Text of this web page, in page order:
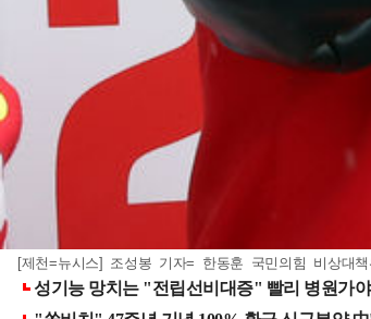
[제천=뉴시스] 조성봉 기자= 한동훈 국민의힘 비상대